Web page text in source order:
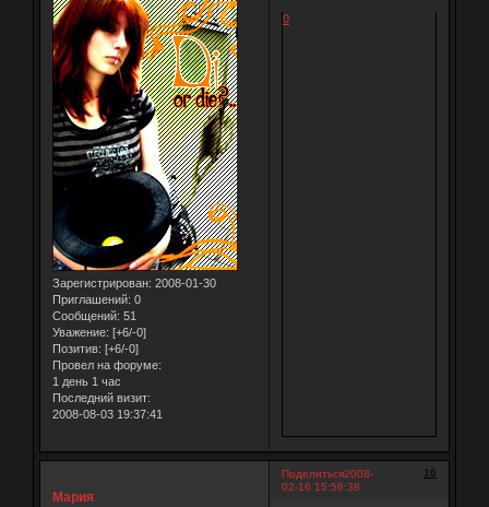
Зарегистрирован: 2008-01-30
Приглашений: 0
Сообщений: 51
Уважение: [+6/-0]
Позитив: [+6/-0]
Провел на форуме:
1 день 1 час
Последний визит:
2008-08-03 19:37:41
0
Поделиться 16
2008-
02-16 15:56:38
Мария